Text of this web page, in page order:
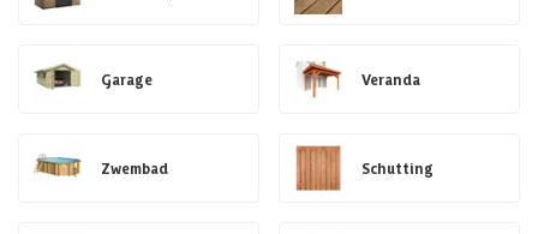
Garage Veranda
Zwembad Schutting